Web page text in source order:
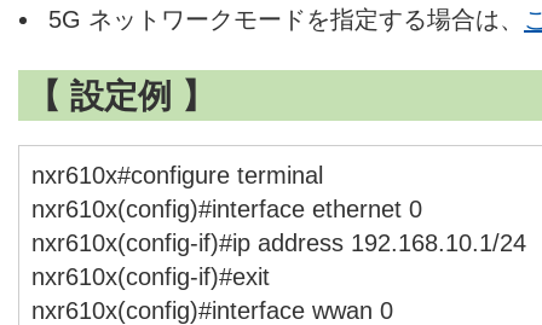
5G ネットワークモードを指定する場合は、
【 設定例 】
nxr610x#configure terminal
nxr610x(config)#interface ethernet 0
nxr610x(config-if)#ip address 192.168.10.1/24
nxr610x(config-if)#exit
nxr610x(config)#interface wwan 0